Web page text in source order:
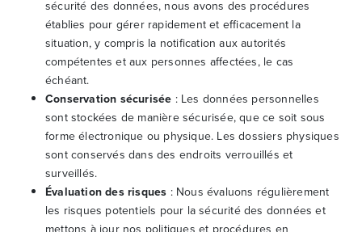
sécurité des données, nous avons des procédures
établies pour gérer rapidement et efficacement la
situation, y compris la notification aux autorités
compétentes et aux personnes affectées, le cas
échéant.
Conservation sécurisée : Les données personnelles
sont stockées de manière sécurisée, que ce soit sous
forme électronique ou physique. Les dossiers physiques
sont conservés dans des endroits verrouillés et
surveillés.
Évaluation des risques : Nous évaluons régulièrement
les risques potentiels pour la sécurité des données et